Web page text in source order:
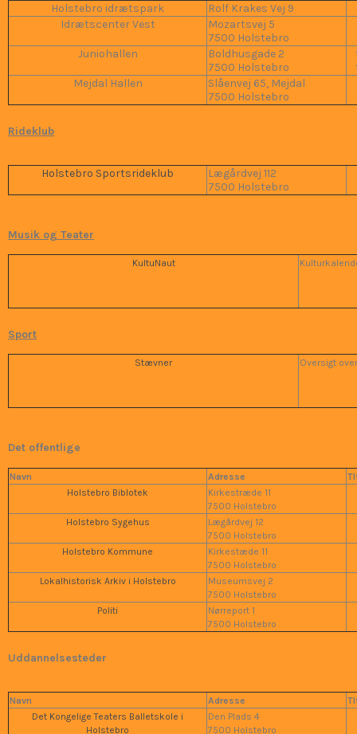
Holstebro idrætspark
Rolf Krakes Vej 9
Idrætscenter Vest
Mozartsvej 5
7500 Holstebro
Juniohallen
Boldhusgade 2
7500 Holstebro
Mejdal Hallen
Slåenvej 65, Mejdal
7500 Holstebro
Rideklub
Holstebro Sportsrideklub
Lægårdvej 112
7500 Holstebro
Musik og Teater
KultuNaut
Sport
Stævner Oversigt
Det offentlige
Navn Adresse
Holstebro Biblotek
Kirkestræde 11
7500 Holstebro
Holstebro Sygehus
Lægårdvej 12
7500 Holstebro
Holstebro Kommune
Kirkestæde 11
7500 Holstebro
Lokalhistorisk Arkiv i Holstebro
Museumsvej 2
7500 Holstebro
Politi
Nørreport 1
7500 Holstebro
Uddannelsesteder
Navn Adresse
Det Kongelige Teaters Balletskole i
Holstebro
Den Plads 4
7500 Holstebro